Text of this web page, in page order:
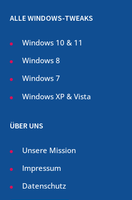
ALLE WINDOWS-TWEAKS
Windows 10 & 11
Windows 8
Windows 7
Windows XP & Vista
ÜBER UNS
Unsere Mission
Impressum
Datenschutz